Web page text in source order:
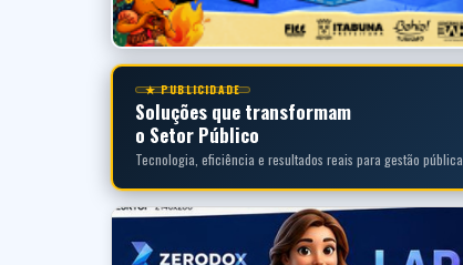
★ PUBLICIDADE
Soluções que transformam
o Setor Público
Tecnologia, eficiência e resultados reais para gestão pública